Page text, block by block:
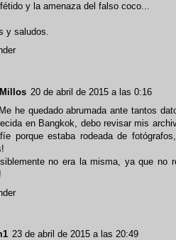
y la amenaza del falso coco...
y saludos.
20 de abril de 2015 a las 0:16
he quedado abrumada ante tantos
en Bangkok, debo revisar mis
porque estaba rodeada de
no era la misma, ya que no
23 de abril de 2015 a las 20:49